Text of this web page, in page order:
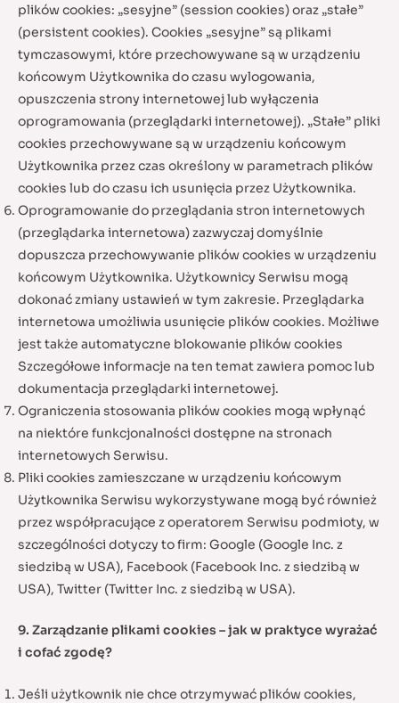
plików cookies: „sesyjne” (session cookies) oraz „stałe”
(persistent cookies). Cookies „sesyjne” są plikami
tymczasowymi, które przechowywane są w urządzeniu
końcowym Użytkownika do czasu wylogowania,
opuszczenia strony internetowej lub wyłączenia
oprogramowania (przeglądarki internetowej). „Stałe” pliki
cookies przechowywane są w urządzeniu końcowym
Użytkownika przez czas określony w parametrach plików
cookies lub do czasu ich usunięcia przez Użytkownika.
Oprogramowanie do przeglądania stron internetowych
(przeglądarka internetowa) zazwyczaj domyślnie
dopuszcza przechowywanie plików cookies w urządzeniu
końcowym Użytkownika. Użytkownicy Serwisu mogą
dokonać zmiany ustawień w tym zakresie. Przeglądarka
internetowa umożliwia usunięcie plików cookies. Możliwe
jest także automatyczne blokowanie plików cookies
Szczegółowe informacje na ten temat zawiera pomoc lub
dokumentacja przeglądarki internetowej.
Ograniczenia stosowania plików cookies mogą wpłynąć
na niektóre funkcjonalności dostępne na stronach
internetowych Serwisu.
Pliki cookies zamieszczane w urządzeniu końcowym
Użytkownika Serwisu wykorzystywane mogą być również
przez współpracujące z operatorem Serwisu podmioty, w
szczególności dotyczy to firm: Google (Google Inc. z
siedzibą w USA), Facebook (Facebook Inc. z siedzibą w
USA), Twitter (Twitter Inc. z siedzibą w USA).
9. Zarządzanie plikami cookies – jak w praktyce wyrażać
i cofać zgodę?
Jeśli użytkownik nie chce otrzymywać plików cookies,